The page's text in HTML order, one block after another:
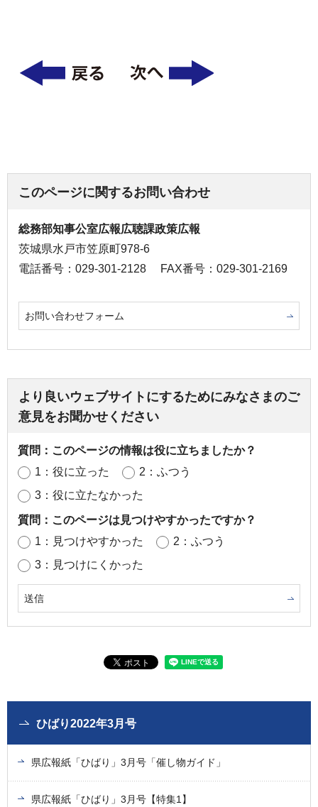
このページに関するお問い合わせ
総務部知事公室広報広聴課政策広報
茨城県水戸市笠原町978-6
電話番号：029-301-2128
FAX番号：029-301-2169
お問い合わせフォーム
より良いウェブサイトにするためにみなさまのご
意見をお聞かせください
質問：このページの情報は役に立ちましたか？
1：役に立った
2：ふつう
3：役に立たなかった
質問：このページは見つけやすかったですか？
1：見つけやすかった
2：ふつう
3：見つけにくかった
ひばり2022年3月号
県広報紙「ひばり」3月号「催し物ガイド」
県広報紙「ひばり」3月号【特集1】